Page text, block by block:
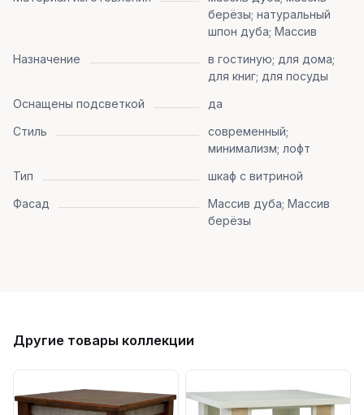
берёзы; натуральный
шпон дуба; Массив
Назначение
в гостиную; для дома;
для книг; для посуды
Оснащены подсветкой
да
Стиль
современный;
минимализм; лофт
Тип
шкаф с витриной
Фасад
Массив дуба; Массив
берёзы
Другие товары коллекции